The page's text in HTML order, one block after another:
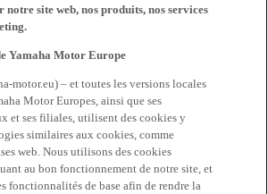
site web, nos produits, nos services
Yamaha Motor Europe
motor.eu) – et toutes les versions locales
Motor Europes, ainsi que ses
et ses filiales, utilisent des cookies y
similaires aux cookies, comme
web. Nous utilisons des cookies
au bon fonctionnement de notre site, et
fonctionnalités de base afin de rendre la